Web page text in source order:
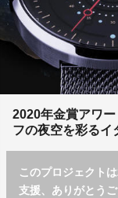
2020年金賞アワ
フの夜空を彩るイ
このプロジェクト
支援、ありがとうご